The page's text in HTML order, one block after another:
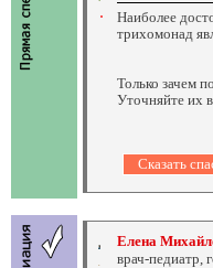
Наиболее
трихомонад
Только зачем
Уточняйте их
Елена
врач-педиатр,